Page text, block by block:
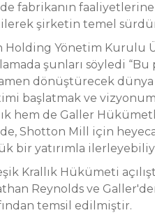
fabrikanın
şirketin temel
Holding Yönetim Kurulu
şunları söyledi
dönüştürecek dünya
başlatmak ve
hem de Galler
Shotton Mill için
bir yatırımla
Krallık Hükümeti
Reynolds ve
temsil edilmiştir.